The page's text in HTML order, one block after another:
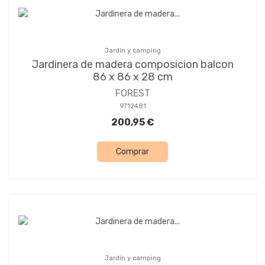
Jardín y camping
Jardinera de madera composicion balcon
86 x 86 x 28 cm
FOREST
9712481
200,95 €
Comprar
Jardín y camping